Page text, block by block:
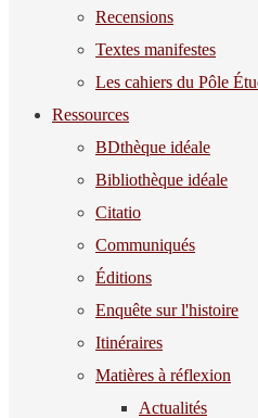
Recensions
Textes manifestes
Les cahiers du Pôle
Ressources
BDthèque idéale
Bibliothèque idéale
Citatio
Communiqués
Éditions
Enquête sur l'histoire
Itinéraires
Matières à réflexion
Actualités